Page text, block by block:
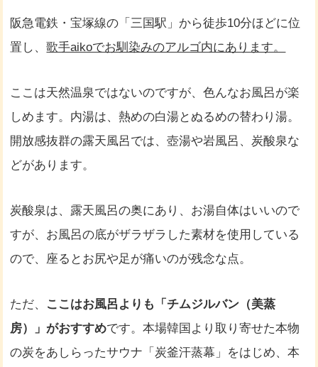
阪急電鉄・宝塚線の「三国駅」から徒歩10分ほどに位
置し、歌手aikoでお馴染みのアルゴ内にあります。
ここは天然温泉ではないのですが、色んなお風呂が楽
しめます。内湯は、熱めの白湯とぬるめの替わり湯。
開放感抜群の露天風呂では、壺湯や岩風呂、炭酸泉な
どがあります。
炭酸泉は、露天風呂の奥にあり、お湯自体はいいので
すが、お風呂の底がザラザラした素材を使用している
ので、座るとお尻や足が痛いのが残念な点。
ただ、 ここはお風呂よりも「チムジルバン（美蒸
房）」がおすすめです。本場韓国より取り寄せた本物
の炭をあしらったサウナ「炭釜汗蒸幕」をはじめ、本